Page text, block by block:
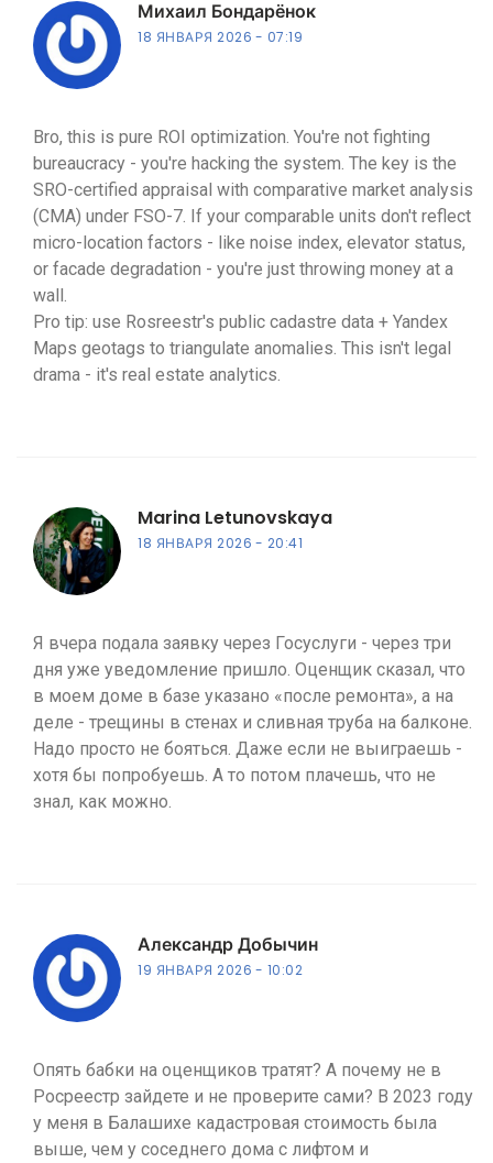
Михаил Бондарёнок
18 ЯНВАРЯ 2026 07:19
Bro, this is pure ROI optimization. You're not fighting
bureaucracy - you're hacking the system. The key is the
SRO-certified appraisal with comparative market analysis
(CMA) under FSO-7. If your comparable units don't reflect
micro-location factors - like noise index, elevator status,
or facade degradation - you're just throwing money at a
wall.
Pro tip: use Rosreestr's public cadastre data + Yandex
Maps geotags to triangulate anomalies. This isn't legal
drama - it's real estate analytics.
Marina Letunovskaya
18 ЯНВАРЯ 2026 20:41
Я вчера подала заявку через Госуслуги - через три
дня уже уведомление пришло. Оценщик сказал, что
в моем доме в базе указано «после ремонта», а на
деле - трещины в стенах и сливная труба на балконе.
Надо просто не бояться. Даже если не выиграешь -
хотя бы попробуешь. А то потом плачешь, что не
знал, как можно.
Александр Добычин
19 ЯНВАРЯ 2026 10:02
Опять бабки на оценщиков тратят? А почему не в
Росреестр зайдете и не проверите сами? В 2023 году
у меня в Балашихе кадастровая стоимость была
выше, чем у соседнего дома с лифтом и